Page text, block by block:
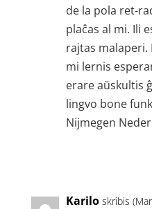
de la pola ret-
plaĉas al mi. Ili
rajtas malaperi.
mi lernis
erare aŭskultis
lingvo bone
Nijmegen
Karilo skribis